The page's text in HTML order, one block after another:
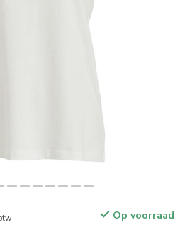
Op voorraad